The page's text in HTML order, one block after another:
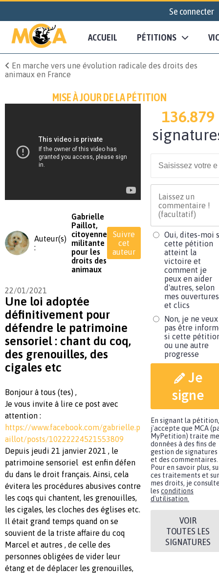
Se connecter
ACCUEIL PÉTITIONS
En marche vers une évolution radicale des droits des
animaux en France
MISE À JOUR DE LA PÉTITION
Auteur(s)
:
Gabrielle
Paillot,
citoyenne
militante
pour les
droits des
animaux
Suivre
cet
auteur
22/01/2021
Une loi adoptée
définitivement pour
défendre le patrimoine
sensoriel : chant du coq,
des grenouilles, des
cigales etc
Bonjour à tous (tes) ,
Je vous invite à lire ce post avec
attention :
https://www.facebook.com/gabrielle.p
aillot/posts/10222224521553809
Depuis jeudi 21 janvier 2021 , le
patrimoine sensoriel est enfin défen
du dans le droit français. Ainsi, cela
évitera les procédures abusives contre
les coqs qui chantent, les grenouilles,
les cigales, les cloches des églises etc.
Il était grand temps quand on se
souvient de la triste affaire du coq
Marcel et autres , de celle des
personnes obligées de vider leur
étang et de déplacer les grenouilles,
136.879
Oui, dites-moi
cette pétition
atteint la
victoire et
comment je
peux en aider
d'autres, selon
mes ouvertures
et clics
Non, je ne veux
pas être
si cette
ou une autre
progresse
Je
signe
En signant la pétition,
j'accepte que MCA
MyPetition) traite
données à des fins de
gestion de signatures
et des commentaires.
Pour en savoir plus,
ces traitements et sur
mes droits, je
les conditions
d'utilisation.
VOIR
TOUTES LES
SIGNATURES